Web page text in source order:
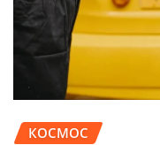
КОСМОС